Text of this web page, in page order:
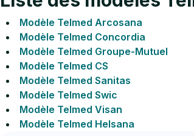
Modèle Telmed Arcosana
Modèle Telmed Concordia
Modèle Telmed Groupe-Mutuel
Modèle Telmed CS
Modèle Telmed Sanitas
Modèle Telmed Swic
Modèle Telmed Visan
Modèle Telmed Helsana